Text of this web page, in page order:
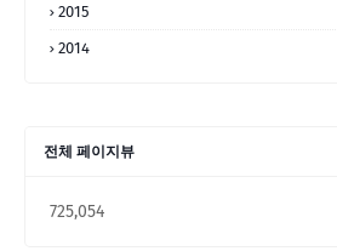
2015
2014
전체 페이지뷰
725,054